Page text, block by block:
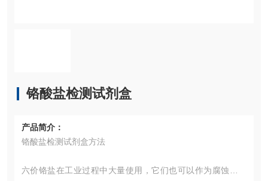
铬酸盐检测试剂盒
产品简介：
铬酸盐检测试剂盒方法
六价铬盐在工业过程中大量使用，它们也可以作为腐蚀抑制